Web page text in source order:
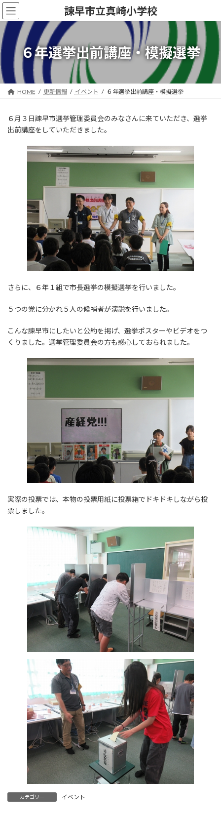
コ
ン
テ
ン
ツ
へ
ス
キ
ッ
ナ
ビ
ゲ
ー
シ
ョ
ン
に
移
諫早市立真崎小学校
６年選挙出前講座・模擬選挙
HOME 更新情報 イベント ６年選挙出前講座・模擬選挙
６月３日諫早市選挙管理委員会のみなさんに来ていただき、選挙
出前講座をしていただきました。
さらに、６年１組で市長選挙の模擬選挙を行いました。
５つの党に分かれ５人の候補者が演説を行いました。
こんな諫早市にしたいと公約を掲げ、選挙ポスターやビデオをつ
くりました。選挙管理委員会の方も感心しておられました。
実際の投票では、本物の投票用紙に投票箱でドキドキしながら投
票しました。
カテゴリー イベント